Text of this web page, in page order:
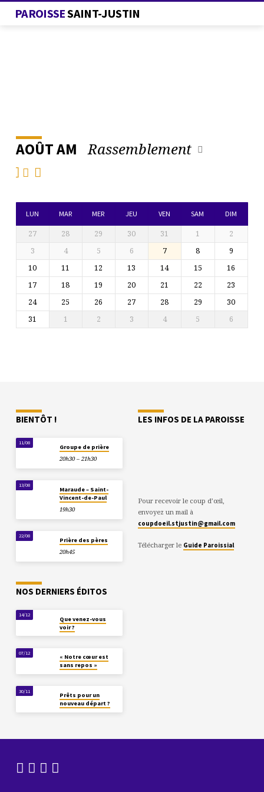
PAROISSESAINT-JUSTIN
L’AGENDA
DE
LA
PAROISSE
AOÛT AM Rassemblement
LUN MAR MER JEU VEN SAM DIM
27 28 29 30 31 1
2
3
4 5 6 7 8
9
10
11 12 13 14 15
16
17
18 19 20 21 22
23
24
25 26 27 28 29
30
31
1 2 3 4 5 6
BIENTÔT !
11/08
Groupe de prière
20h30 – 21h30
13/08
Maraude – Saint-
Vincent-de-Paul
19h30
22/08
Prière des pères
20h45
LES INFOS DE LA PAROISSE
Pour recevoir le coup d’œil,
envoyez un mail à
coupdoeil.stjustin@gmail.com
Télécharger le Guide Paroissial
NOS DERNIERS ÉDITOS
14/12
Que venez-vous
voir ?
07/12
« Notre cœur est
sans repos »
30/11
Prêts pour un
nouveau départ ?